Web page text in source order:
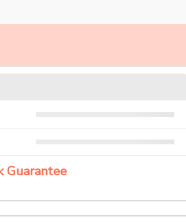
Guarantee